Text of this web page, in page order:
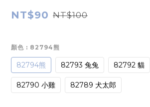
NT$90 NT$100
顏色 : 82794熊
82794熊 82793 兔兔 82792 貓
82790 小雞 82789 犬太郎